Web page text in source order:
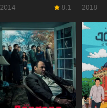
2014 8.1 2018